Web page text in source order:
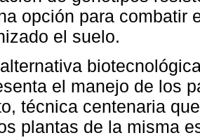
opción para combatir
el suelo.
el manejo de los
técnica centenaria
plantas de la misma